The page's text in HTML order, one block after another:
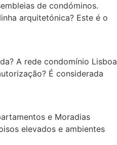
de condóminos.
arquitetónica? Este é o
A rede condomínio Lisboa
É considerada
e Moradias
elevados e ambientes